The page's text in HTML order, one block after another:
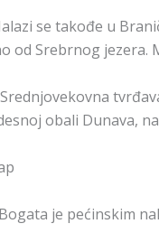
se takođe u
od Srebrnog jezera.
obali Dunava,
je pećinskim